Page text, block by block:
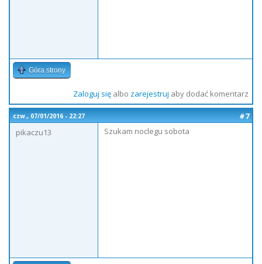
Góra strony
Zaloguj sięalbo zarejestruj aby dodać komentarz
czw., 07/01/2016 - 22:27
#7
pikaczu13
Szukam noclegu sobota